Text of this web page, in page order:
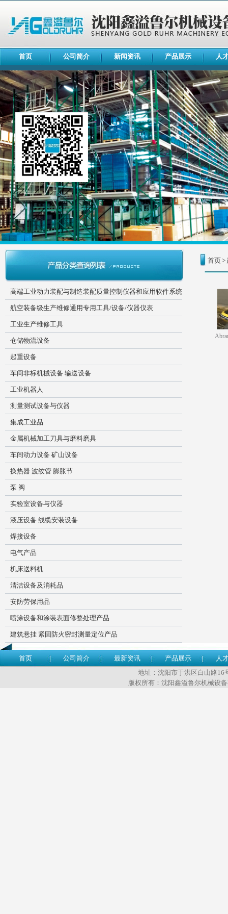
首页 公司简介 新闻资讯 产品展示 人
高端工业动力装配与制造装配质量控制仪器和应用软件系统
航空装备级生产维修通用专用工具/设备/仪器仪表
工业生产维修工具
仓储物流设备
起重设备
车间非标机械设备 输送设备
工业机器人
测量测试设备与仪器
集成工业品
金属机械加工刀具与磨料磨具
车间动力设备 矿山设备
换热器 波纹管 膨胀节
泵 阀
实验室设备与仪器
液压设备 线缆安装设备
焊接设备
电气产品
机床送料机
清洁设备及消耗品
安防劳保用品
喷涂设备和涂装表面修整处理产品
建筑悬挂 紧固防火密封测量定位产品
首页>
首页 公司简介 最新资讯 产品展示
人
地址：沈阳市于洪区白山路16
版权所有：沈阳鑫溢鲁尔机械设